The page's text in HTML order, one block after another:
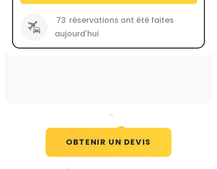
73 réservations ont été faites
aujourd'hui
OBTENIR UN DEVIS